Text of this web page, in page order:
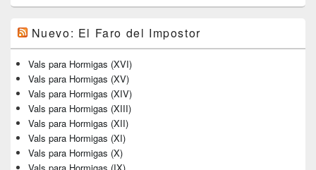
Nuevo: El Faro del Impostor
Vals para Hormigas (XVI)
Vals para Hormigas (XV)
Vals para Hormigas (XIV)
Vals para Hormigas (XIII)
Vals para Hormigas (XII)
Vals para Hormigas (XI)
Vals para Hormigas (X)